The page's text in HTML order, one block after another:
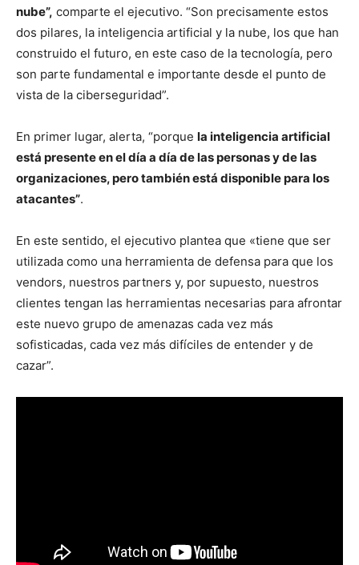
nube”, comparte el ejecutivo. “Son precisamente estos
dos pilares, la inteligencia artificial y la nube, los que han
construido el futuro, en este caso de la tecnología, pero
son parte fundamental e importante desde el punto de
vista de la ciberseguridad”.
En primer lugar, alerta, “porque la inteligencia artificial
está presente en el día a día de las personas y de las
organizaciones, pero también está disponible para los
atacantes”.
En este sentido, el ejecutivo plantea que «tiene que ser
utilizada como una herramienta de defensa para que los
vendors, nuestros partners y, por supuesto, nuestros
clientes tengan las herramientas necesarias para afrontar
este nuevo grupo de amenazas cada vez más
sofisticadas, cada vez más difíciles de entender y de
cazar”.